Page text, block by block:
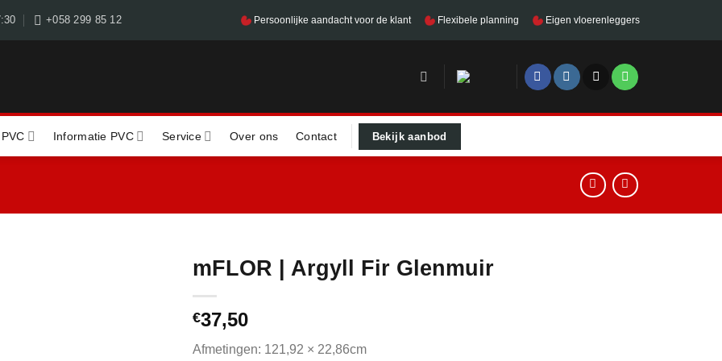
+058 299 85 12 Persoonlijke aandacht voor de klant Flexibele planning Eigen vloerenleggers
Informatie PVC Service Over ons Contact Bekijk aanbod
mFLOR | Argyll Fir Glenmuir
€37,50
Afmetingen: 121,92 × 22,86cm